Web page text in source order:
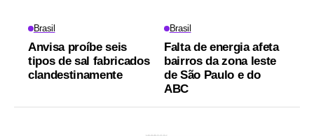
Brasil
Anvisa proíbe seis
tipos de sal fabricados
clandestinamente
Brasil
Falta de energia afeta
bairros da zona leste
de São Paulo e do
ABC